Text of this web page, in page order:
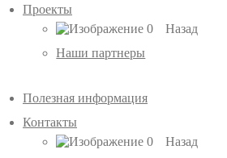
Проекты
Назад
Наши партнеры
Полезная информация
Контакты
Назад